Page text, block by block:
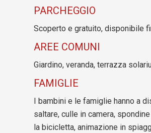
PARCHEGGIO
Scoperto e gratuito, disponibile
AREE COMUNI
Giardino, veranda, terrazza
FAMIGLIE
I bambini e le famiglie hanno a
saltare, culle in camera,
la bicicletta, animazione in